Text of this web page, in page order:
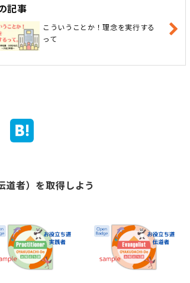
記事
こういうことか！理念を実行する
って
者）を取得しよう